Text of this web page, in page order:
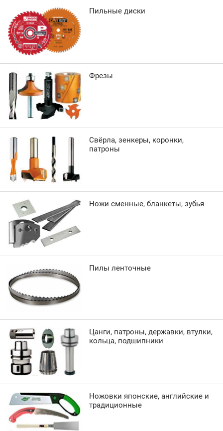
Пильные диски
Фрезы
Свёрла, зенкеры, коронки,
патроны
Ножи сменные, бланкеты, зубья
Пилы ленточные
Цанги, патроны, державки, втулки,
кольца, подшипники
Ножовки японские, английские и
традиционные